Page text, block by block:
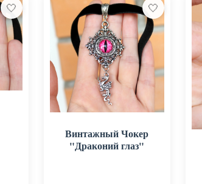
🤍 🤍
Винтажный Чокер
"Драконий глаз"